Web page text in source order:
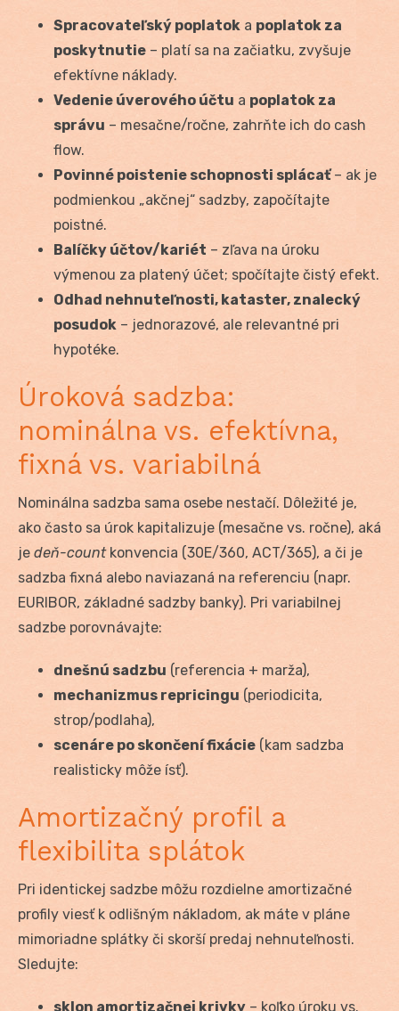
Spracovateľský poplatok a poplatok za
poskytnutie – platí sa na začiatku, zvyšuje
efektívne náklady.
Vedenie úverového účtu a poplatok za
správu – mesačne/ročne, zahrňte ich do cash
flow.
Povinné poistenie schopnosti splácať– ak je
podmienkou „akčnej“ sadzby, započítajte
poistné.
Balíčky účtov/kariét – zľava na úroku
výmenou za platený účet; spočítajte čistý efekt.
Odhad nehnuteľnosti, kataster, znalecký
posudok – jednorazové, ale relevantné pri
hypotéke.
Úroková sadzba:
nominálna vs. efektívna,
fixná vs. variabilná
Nominálna sadzba sama osebe nestačí. Dôležité je,
ako často sa úrok kapitalizuje (mesačne vs. ročne), aká
je deň-countkonvencia (30E/360, ACT/365), a či je
sadzba fixná alebo naviazaná na referenciu (napr.
EURIBOR, základné sadzby banky). Pri variabilnej
sadzbe porovnávajte:
dnešnú sadzbu (referencia + marža),
mechanizmus repricingu (periodicita,
strop/podlaha),
scenáre po skončení fixácie (kam sadzba
realisticky môže ísť).
Amortizačný profil a
flexibilita splátok
Pri identickej sadzbe môžu rozdielne amortizačné
profily viesť k odlišným nákladom, ak máte v pláne
mimoriadne splátky či skorší predaj nehnuteľnosti.
Sledujte:
sklon amortizačnej krivky – koľko úroku vs.